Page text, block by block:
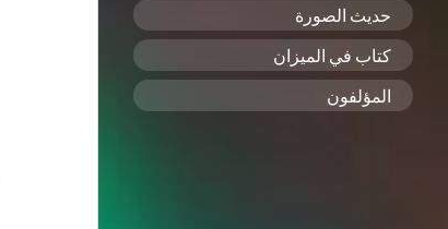
حديث الصورة
كتاب في الميزان
المؤلفون